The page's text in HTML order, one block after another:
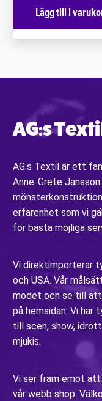
Lägg till i
AG:s
AG:s Textil är ett
Anne-Grete
erfarenhet som vi
för bästa möjliga
Vi direktimporterar
och USA. Vår
modet och se till
på hemsidan. Vi
till scen, show,
mjukis.
Vi ser fram emot att
vår webb shop.